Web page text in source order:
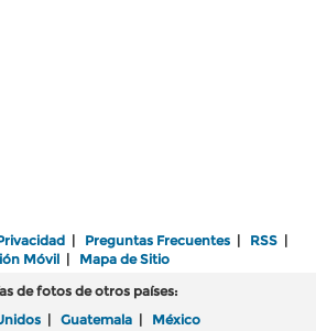
| Preguntas Frecuentes | RSS |
Móvil| Mapa de Sitio
de fotos de otros países:
| Guatemala | México